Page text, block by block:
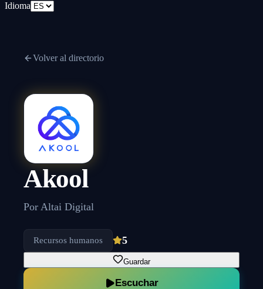
Idioma
Volver al directorio
Akool
Por Altai Digital
Recursos humanos 5
Guardar
Escuchar